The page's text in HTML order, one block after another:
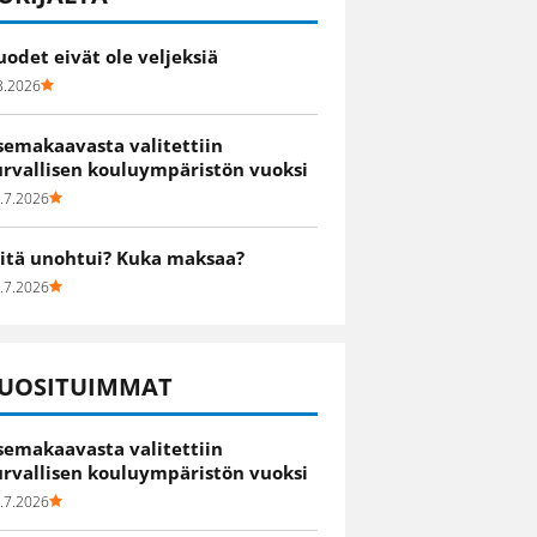
eivät ole veljeksiä
valitettiin
kouluympäristön vuoksi
unohtui? Kuka maksaa?
valitettiin
kouluympäristön vuoksi